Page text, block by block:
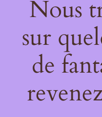
Nous
sur
de